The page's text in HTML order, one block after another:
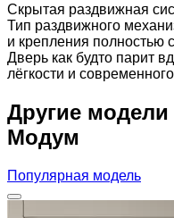
Скрытая раздвижная
Тип раздвижного
и крепления полностью
Дверь как будто парит
лёгкости и
Другие модели
Модум
Популярная модель